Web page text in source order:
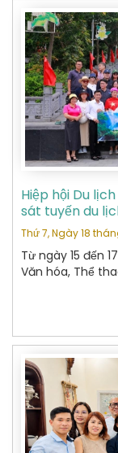
Hiệp hội Du
sát tuyến du
Thứ 7, Ngày 18
Từ ngày 15 đến
Văn hóa, Thể
chương trình